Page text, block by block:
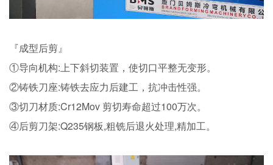
『成型后剪』
①导向机构:上下斜切装置，使切口平整无变形。
②铸铁刀座:铸铁去应力后建工，抗冲击性强。
③切刀材质:Cr12Mov 剪切寿命超过100万次。
④后剪刀架:Q235钢板,粗铣后退火处理,精加工。